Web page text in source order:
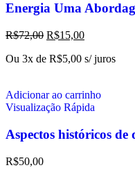
Energia Uma
R$72,00 R$15,00
Ou 3x de R$5,00 s/ juros
Adicionar ao carrinho
Visualização Rápida
Aspectos históricos
R$50,00